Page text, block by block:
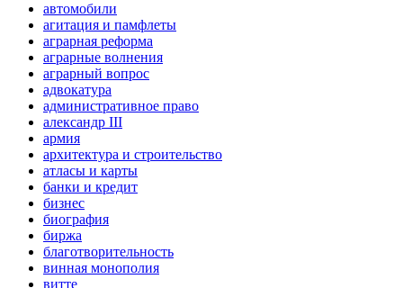
автомобили
агитация и памфлеты
аграрная реформа
аграрные волнения
аграрный вопрос
адвокатура
административное право
александр III
армия
архитектура и строительство
атласы и карты
банки и кредит
бизнес
биография
биржа
благотворительность
винная монополия
витте